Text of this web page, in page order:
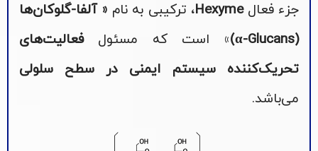
جزء فعالHexyme، ترکیبی به نام « آلفا-گلوکان‌ها
(α-Glucans)
» است که مسئولفعالیت‌های
تحریک‌کننده سیستم ایمنی در سطح سلولی
می‌باشد.